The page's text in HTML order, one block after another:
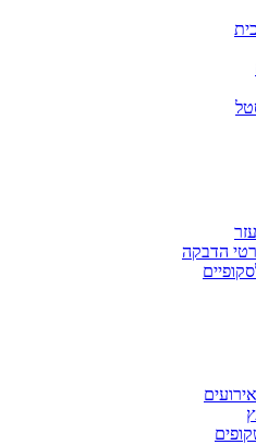
הדבקה